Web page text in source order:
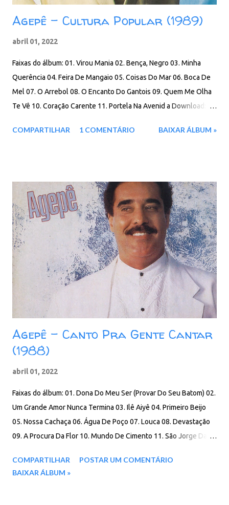
Agepê - Cultura Popular (1989)
abril 01, 2022
Faixas do álbum: 01. Virou Mania 02. Bença, Negro 03. Minha
Querência 04. Feira De Mangaio 05. Coisas Do Mar 06. Boca De
Mel 07. O Arrebol 08. O Encanto Do Gantois 09. Quem Me Olha
Te Vê 10. Coração Carente 11. Portela Na Avenid a Download:
IceDrive - Box
COMPARTILHAR 1 COMENTÁRIO BAIXAR ÁLBUM »
Agepê - Canto Pra Gente Cantar
(1988)
abril 01, 2022
Faixas do álbum: 01. Dona Do Meu Ser (Provar Do Seu Batom) 02.
Um Grande Amor Nunca Termina 03. Ilê Aiyê 04. Primeiro Beijo
05. Nossa Cachaça 06. Água De Poço 07. Louca 08. Devastação
09. A Procura Da Flor 10. Mundo De Cimento 11. São Jorge Da
REMASTERIZADO MEGA - IceDrive - Box
COMPARTILHAR
POSTAR UM COMENTÁRIO
BAIXAR ÁLBUM »